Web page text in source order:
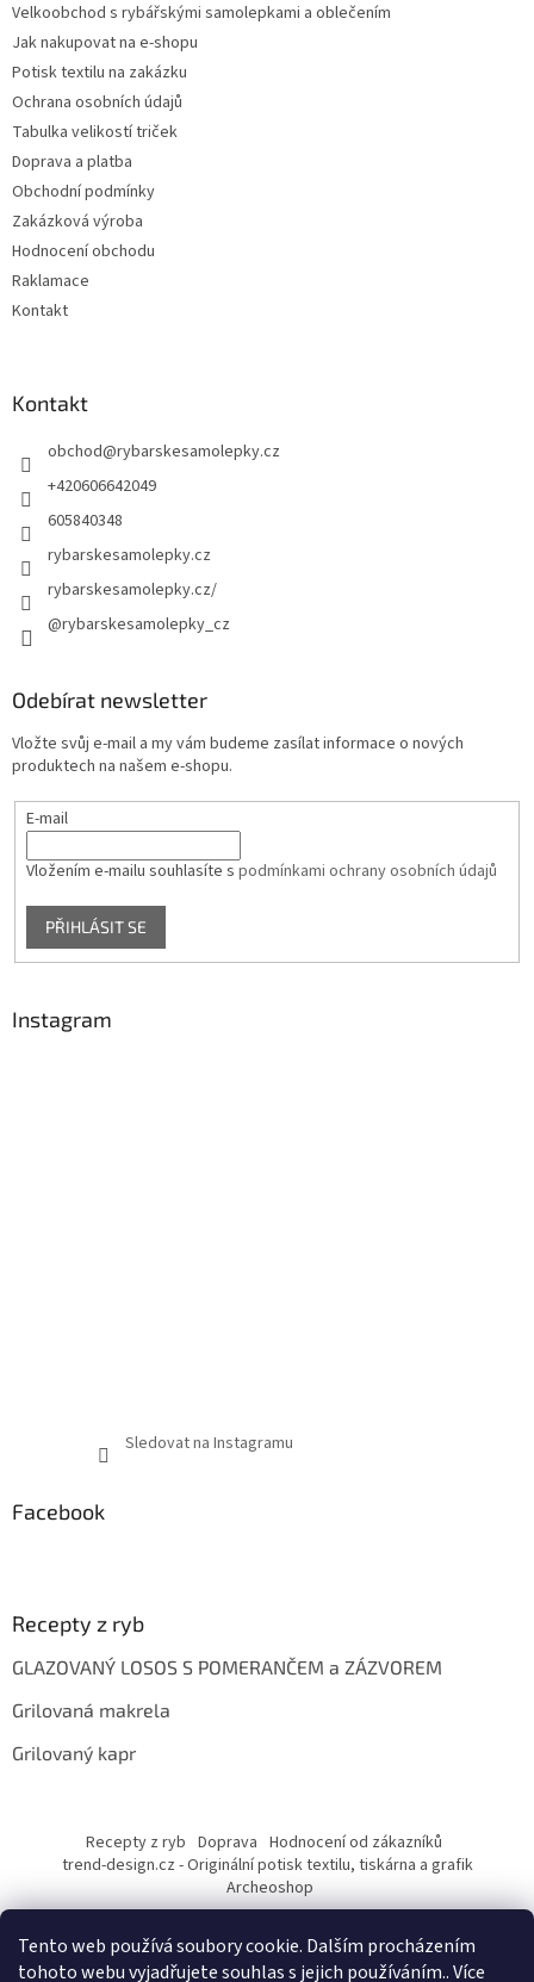
Tento web používá soubory cookie. Dalším procházením
tohoto webu vyjadřujete souhlas s jejich používáním.. Více
Velkoobchod s rybářskými samolepkami a oblečením
Jak nakupovat na e-shopu
Potisk textilu na zakázku
Ochrana osobních údajů
Tabulka velikostí triček
Doprava a platba
Obchodní podmínky
Zakázková výroba
Hodnocení obchodu
Raklamace
Kontakt
Kontakt
obchod@rybarskesamolepky.cz
+420606642049
605840348
rybarskesamolepky.cz
rybarskesamolepky.cz/
@rybarskesamolepky_cz
Odebírat newsletter
Vložte svůj e-mail a my vám budeme zasílat informace o nových
produktech na našem e-shopu.
E-mail
Vložením e-mailu souhlasíte s podmínkami ochrany osobních údajů
PŘIHLÁSIT SE
Instagram
Sledovat na Instagramu
Facebook
Recepty z ryb
GLAZOVANÝ LOSOS S POMERANČEM a ZÁZVOREM
Grilovaná makrela
Grilovaný kapr
Recepty z ryb Doprava Hodnocení od zákazníků
trend-design.cz - Originální potisk textilu, tiskárna a grafik
Archeoshop